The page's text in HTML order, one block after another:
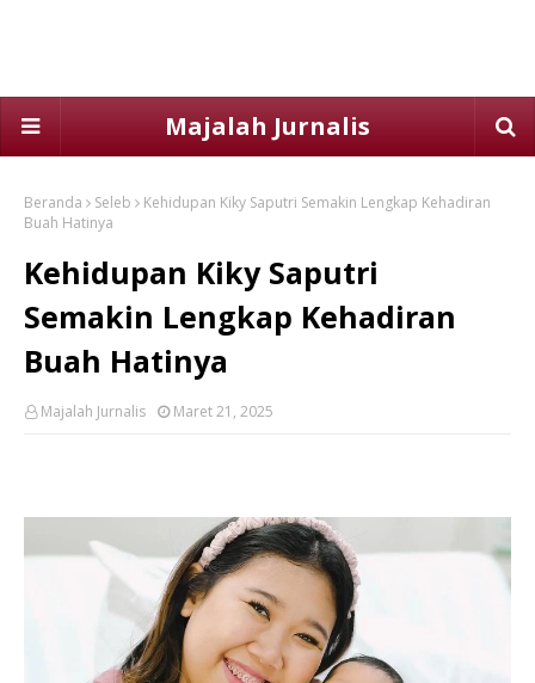
Majalah Jurnalis
Beranda Seleb
Kehidupan Kiky Saputri Semakin Lengkap Kehadiran
Buah Hatinya
Kehidupan Kiky Saputri
Semakin Lengkap Kehadiran
Buah Hatinya
Majalah Jurnalis Maret 21, 2025